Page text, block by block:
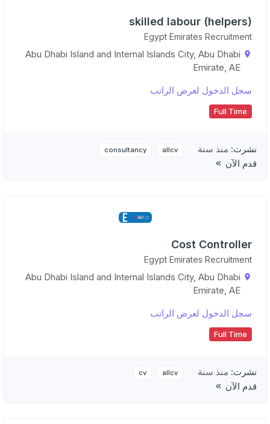
skilled labour (helpers)
Egypt Emirates Recruitment
Abu Dhabi Island and Internal Islands City, Abu Dhabi
Emirate, AE
سجل الدخول لعرض الراتب
Full Time
نشرت: منذ سنة allcv
consultancy
قدم الآن
Cost Controller
Egypt Emirates Recruitment
Abu Dhabi Island and Internal Islands City, Abu Dhabi
Emirate, AE
سجل الدخول لعرض الراتب
Full Time
نشرت: منذ سنة allcv
cv
قدم الآن